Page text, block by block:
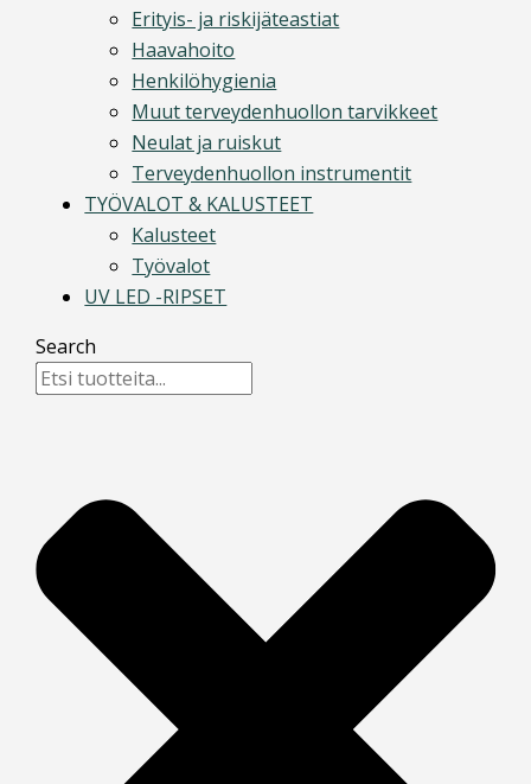
Erityis- ja riskijäteastiat
Haavahoito
Henkilöhygienia
Muut terveydenhuollon tarvikkeet
Neulat ja ruiskut
Terveydenhuollon instrumentit
TYÖVALOT & KALUSTEET
Kalusteet
Työvalot
UV LED -RIPSET
Search